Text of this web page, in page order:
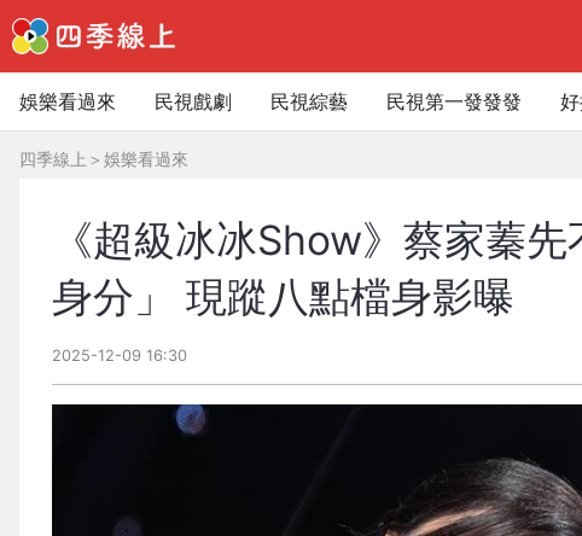
娛樂看過來 民視戲劇 民視綜藝 民視第一發發發
四季線上 ＞ 娛樂看過來
《超級冰冰Show》蔡家蓁
身分」 現蹤八點檔身影曝
2025-12-09 16:30